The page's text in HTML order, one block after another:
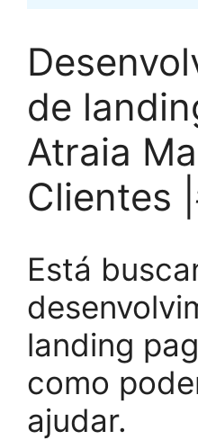
de
Atraia
Clientes
Está
landing
como
ajudar.